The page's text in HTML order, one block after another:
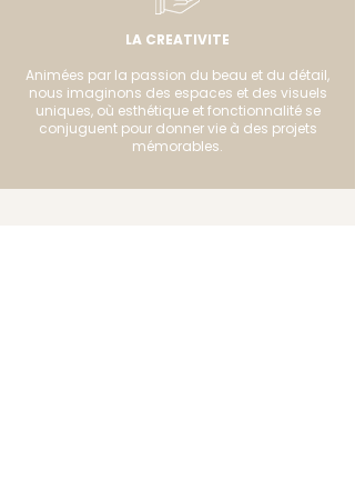
LA CREATIVITE
Animées par la passion du beau et du détail,
nous imaginons des espaces et des visuels
uniques, où esthétique et fonctionnalité se
conjuguent pour donner vie à des projets
mémorables.